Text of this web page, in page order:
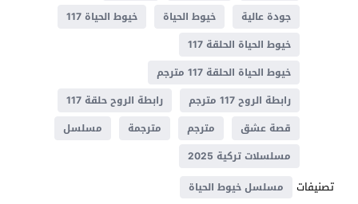
جودة عالية
خيوط الحياة
خيوط الحياة 117
خيوط الحياة الحلقة 117
خيوط الحياة الحلقة 117 مترجم
رابطة الروح 117 مترجم
رابطة الروح حلقة 117
قصة عشق
مترجم مترجمة
مسلسل
مسلسلات تركية 2025
تصنيفات مسلسل خيوط الحياة